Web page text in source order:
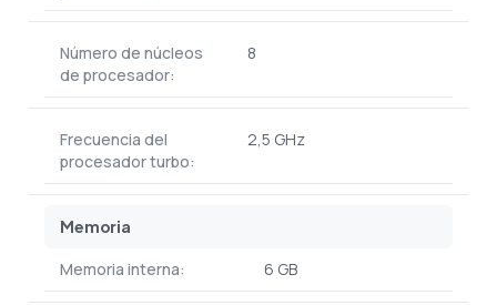
Número de núcleos
de procesador:
8
Frecuencia del
procesador turbo:
2,5 GHz
Memoria
Memoria interna: 6 GB